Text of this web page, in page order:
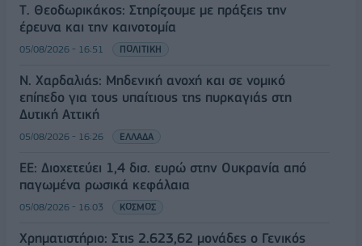
Τ. Θεοδωρικάκος: Στηρίζουμε με πράξεις την
έρευνα και την καινοτομία
05/08/2026 - 16:51 ΠΟΛΙΤΙΚΗ
Ν. Χαρδαλιάς: Μηδενική ανοχή και σε νομικό
επίπεδο για τους υπαίτιους της πυρκαγιάς στη
Δυτική Αττική
05/08/2026 - 16:26 ΕΛΛΑΔΑ
ΕΕ: Διοχετεύει 1,4 δισ. ευρώ στην Ουκρανία από
παγωμένα ρωσικά κεφάλαια
05/08/2026 - 16:03 ΚΟΣΜΟΣ
Χρηματιστήριο: Στις 2.623,62 μονάδες ο Γενικός